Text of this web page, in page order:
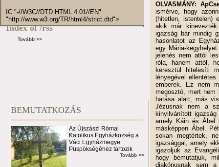
IC "-//W3C//DTD HTML 4.01//EN"
"http://www.w3.org/TR/html4/strict.dtd">
Index of /rss
Tovább >>
OLVASMÁNY:
ismérve, hogy
(hitetlen, istentelen)
akik már
igazság bár mindig
hasonlatot az
egy Mária-
jelenés nem attól
róla, hanem attól,
keresztül hitelesíti
lényegével
emberek. Ez nem
megosztó, mert
hatása alatt, más
Jézusnak nem a
kinyilvánított
amely Káin és Ábel
másképpen Ábel.
sokan megtértek,
igazsággal, amely
igazoljuk az
hogy bemutatjuk,
diakónusnak sem
BEMUTATKOZÁS
Az Újszászi Római
Katolikus Egyházközség a
Váci Egyházmegye
Püspökségéhez tartozik
Tovább >>